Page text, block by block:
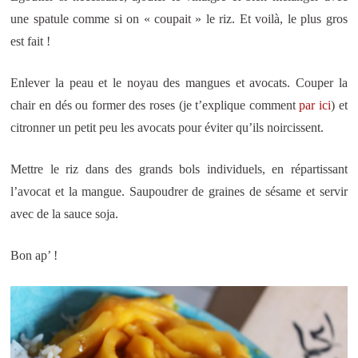
une spatule comme si on « coupait » le riz. Et voilà, le plus gros
est fait !
Enlever la peau et le noyau des mangues et avocats. Couper la
chair en dés ou former des roses (je t’explique commentpar ici) et
citronner un petit peu les avocats pour éviter qu’ils noircissent.
Mettre le riz dans des grands bols individuels, en répartissant
l’avocat et la mangue. Saupoudrer de graines de sésame et servir
avec de la sauce soja.
Bon ap’ !